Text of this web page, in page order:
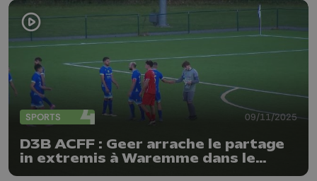
SPORTS 09/11/2025
D3B ACFF : Geer arrache le partage
in extremis à Waremme dans le
derby hesbignon !